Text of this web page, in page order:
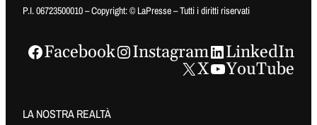
P.I. 06723500010 – Copyright: © LaPresse – Tutti i diritti riservati
Facebook Instagram
LinkedIn
X
YouTube
LA NOSTRA REALTÀ